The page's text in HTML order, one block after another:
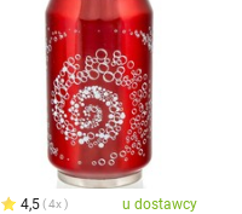
4,5 4x u dostawcy